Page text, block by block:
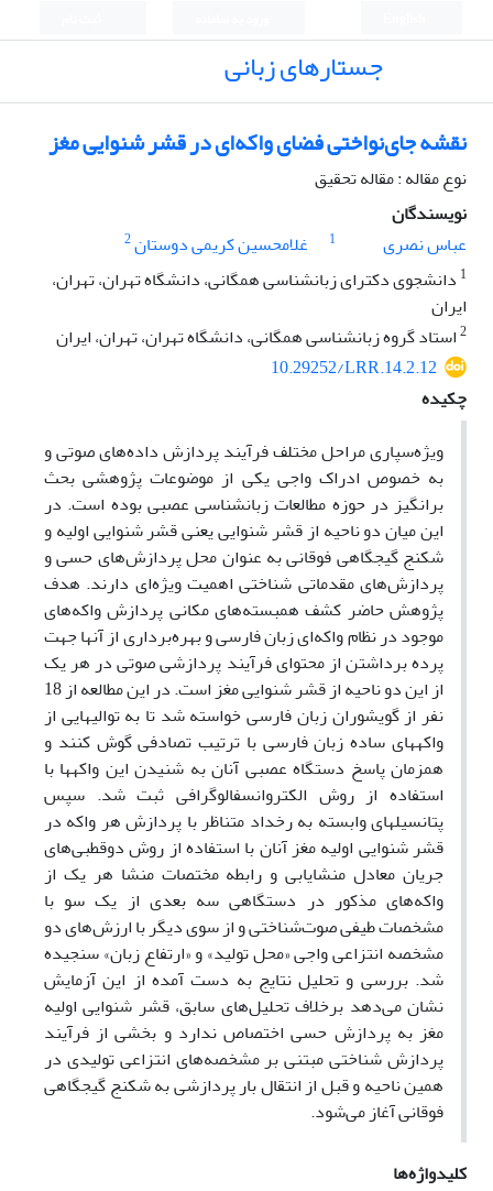
جستارهای زبانی
نقشه جای‌نواختی فضای واکه‌ای در قشر شنوایی مغز
نوع مقاله : مقاله تحقیق
نویسندگان
عباس نصری
1 غلامحسین کریمی دوستان2
1 دانشجوی دکترای زبانشناسی همگانی، دانشگاه تهران، تهران،
ایران
2استاد گروه زبانشناسی همگانی، دانشگاه تهران، تهران، ایران
10.29252/LRR.14.2.12
چکیده
ویژه‌سپاری مراحل مختلف فرآیند پردازش داده‌های صوتی و
به خصوص ادراک واجی یکی از موضوعات پژوهشی بحث
برانگیز در حوزه مطالعات زبانشناسی عصبی بوده است. در
این میان دو ناحیه از قشر شنوایی یعنی قشر شنوایی اولیه و
شکنج گیجگاهی فوقانی به عنوان محل پردازش‌های حسی و
پردازش‌های مقدماتی شناختی اهمیت ویژه‌ای دارند. هدف
پژوهش حاضر کشف همبسته‌های مکانی پردازش واکه‌های
موجود در نظام واکه‌ای زبان فارسی و بهره‌برداری از آنها جهت
پرده برداشتن از محتوای فرآیند پردازشی صوتی در هر یک
از این دو ناحیه از قشر شنوایی مغز است. در این مطالعه از 18
نفر از گویشوران زبان فارسی خواسته شد تا به توالی­هایی از
واکه­های ساده زبان فارسی با ترتیب تصادفی گوش کنند و
همزمان پاسخ دستگاه عصبی آنان به شنیدن این واکه­ها با
استفاده از روش الکتروانسفالوگرافی ثبت شد. سپس
پتانسیل­های وابسته به رخداد متناظر با پردازش هر واکه در
قشر شنوایی اولیه مغز آنان با استفاده از روش دوقطبی‌های
جریان معادل منشایابی و رابطه مختصات منشا هر یک از
واکه‌های مذکور در دستگاهی سه بعدی از یک سو با
مشخصات طیفی صوت‌شناختی و از سوی دیگر با ارزش‌های دو
مشخصه انتزاعی واجی «محل تولید» و «ارتفاع زبان» سنجیده
شد. بررسی و تحلیل نتایج به دست آمده از این آزمایش
نشان می‌دهد برخلاف تحلیل‌های سابق، قشر شنوایی اولیه
مغز به پردازش حسی اختصاص ندارد و بخشی از فرآیند
پردازش شناختی مبتنی بر مشخصه‌های انتزاعی تولیدی در
همین ناحیه و قبل از انتقال بار پردازشی به شکنج گیجگاهی
فوقانی آغاز می‌شود.
کلیدواژه‌ها